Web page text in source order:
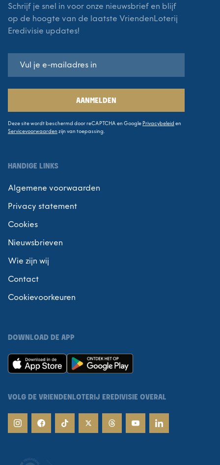
Schrijf je snel in voor onze nieuwsbrief en blijf
op de hoogte van de laatste VriendenLoterij
Eredivisie updates!
AANMELDEN
Deze site wordt beschermd door reCAPTCHA en Google Privacybeleid en
Servicevoorwaarden zijn van toepassing.
HANDIGE LINKS
Algemene voorwaarden
Privacy statement
Cookies
Nieuwsbrieven
Wie zijn wij
Contact
Cookievoorkeuren
DOWNLOAD DE APP
VOLG DE VRIENDENLOTERIJ EREDIVISIE OVERAL